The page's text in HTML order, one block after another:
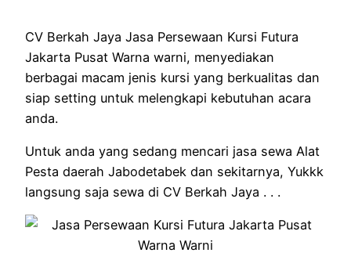
CV Berkah Jaya Jasa Persewaan Kursi Futura
Jakarta Pusat Warna warni, menyediakan
berbagai macam jenis kursi yang berkualitas dan
siap setting untuk melengkapi kebutuhan acara
anda.
Untuk anda yang sedang mencari jasa sewa Alat
Pesta daerah Jabodetabek dan sekitarnya, Yukkk
langsung saja sewa di CV Berkah Jaya . . .